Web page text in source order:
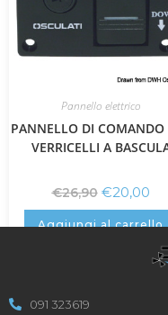
Pannello elettrico
PANNELLO DI COMANDO
VERRICELLI A
€26,90 €20,00
Aggiungi al carrello
091 323619